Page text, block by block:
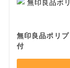
無印良品ポリ
付